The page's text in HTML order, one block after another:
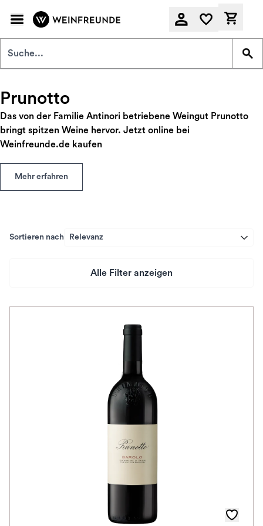
Prunotto
Das von der Familie Antinori betriebene Weingut Prunotto
bringt spitzen Weine hervor. Jetzt online bei
Weinfreunde.de kaufen
Mehr erfahren
Sortieren nach Relevanz
Alle Filter anzeigen